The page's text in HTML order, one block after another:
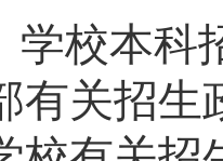
校本科
有关招生